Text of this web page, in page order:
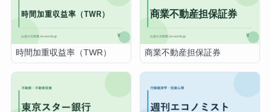
時間加重収益率（TWR） 商業不動産担保証券